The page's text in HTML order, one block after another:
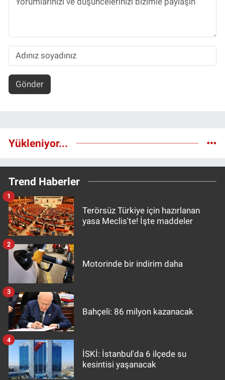
Gönder
Yükleniyor...
Trend Haberler
Terörsüz Türkiye için hazırlanan
yasa Meclis'te! İşte maddeler
1
Motorinde bir indirim daha
2
Bahçeli: 86 milyon kazanacak
3
İSKİ: İstanbul'da 6 ilçede su
kesintisi yaşanacak
4